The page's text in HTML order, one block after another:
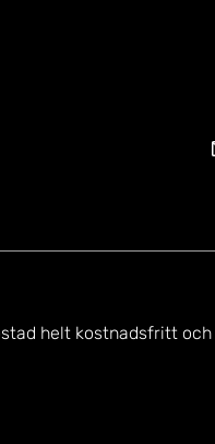
helt kostnadsfritt